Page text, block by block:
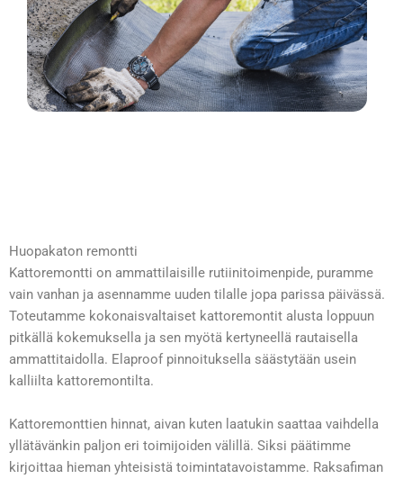
Huopakaton remontti
Kattoremontti on ammattilaisille rutiinitoimenpide, puramme
vain vanhan ja asennamme uuden tilalle jopa parissa päivässä.
Toteutamme kokonaisvaltaiset kattoremontit alusta loppuun
pitkällä kokemuksella ja sen myötä kertyneellä rautaisella
ammattitaidolla. Elaproof pinnoituksella säästytään usein
kalliilta kattoremontilta.
Kattoremonttien hinnat, aivan kuten laatukin saattaa vaihdella
yllätävänkin paljon eri toimijoiden välillä. Siksi päätimme
kirjoittaa hieman yhteisistä toimintatavoistamme. Raksafiman